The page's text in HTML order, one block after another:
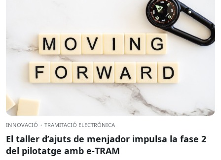
INNOVACIÓ · TRAMITACIÓ ELECTRÒNICA
El taller d’ajuts de menjador impulsa la fase 2
del pilotatge amb e‑TRAM